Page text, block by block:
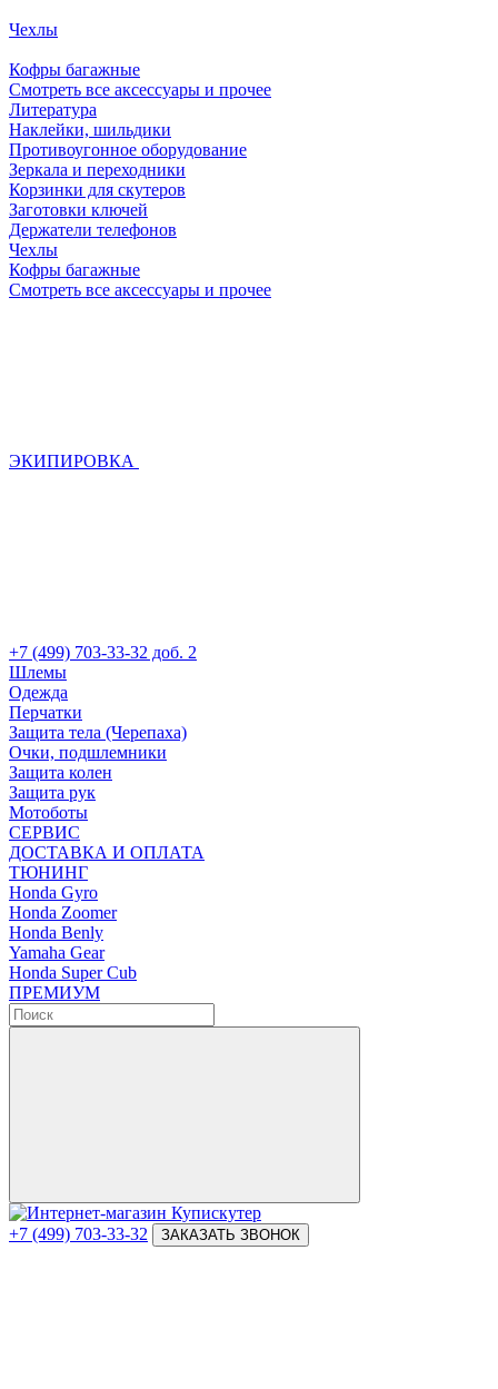
Чехлы
Кофры багажные
Смотреть все аксессуары и прочее
Литература
Наклейки, шильдики
Противоугонное оборудование
Зеркала и переходники
Корзинки для скутеров
Заготовки ключей
Держатели телефонов
Чехлы
Кофры багажные
Смотреть все аксессуары и прочее
ЭКИПИРОВКА
+7 (499) 703-33-32 доб. 2
Шлемы
Одежда
Перчатки
Защита тела (Черепаха)
Очки, подшлемники
Защита колен
Защита рук
Мотоботы
СЕРВИС
ДОСТАВКА И ОПЛАТА
ТЮНИНГ
Honda Gyro
Honda Zoomer
Honda Benly
Yamaha Gear
Honda Super Cub
ПРЕМИУМ
+7 (499) 703-33-32 ЗАКАЗАТЬ ЗВОНОК